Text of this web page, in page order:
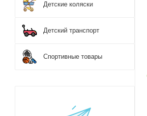
Детские коляски
Детский транспорт
Спортивные товары